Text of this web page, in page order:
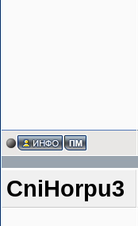
CniHorpu3